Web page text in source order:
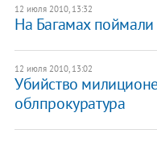
12 июля 2010, 13:32
На Багамах
12 июля 2010, 13:02
Убийство
облпрокуратура